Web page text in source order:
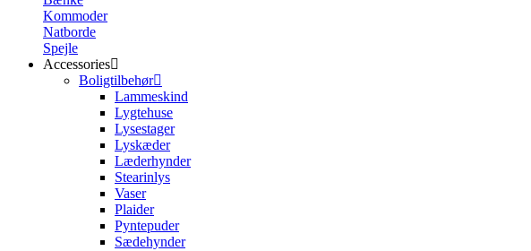
Kommoder
Natborde
Spejle
Accessories
Boligtilbehør
Lammeskind
Lygtehuse
Lysestager
Lyskæder
Læderhynder
Stearinlys
Vaser
Plaider
Pyntepuder
Sædehynder